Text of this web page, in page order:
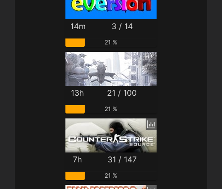
14m 3 / 14
21 %
13h 21 / 100
21 %
7h 31 / 147
21 %